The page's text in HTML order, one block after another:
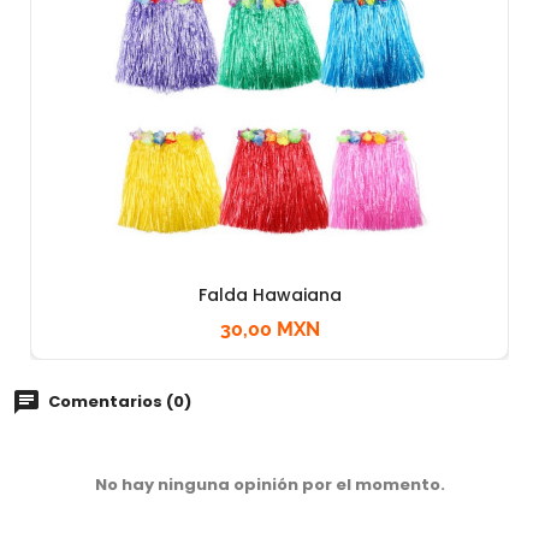
Falda Hawaiana
30,00 MXN
Comentarios (0)
No hay ninguna opinión por el momento.